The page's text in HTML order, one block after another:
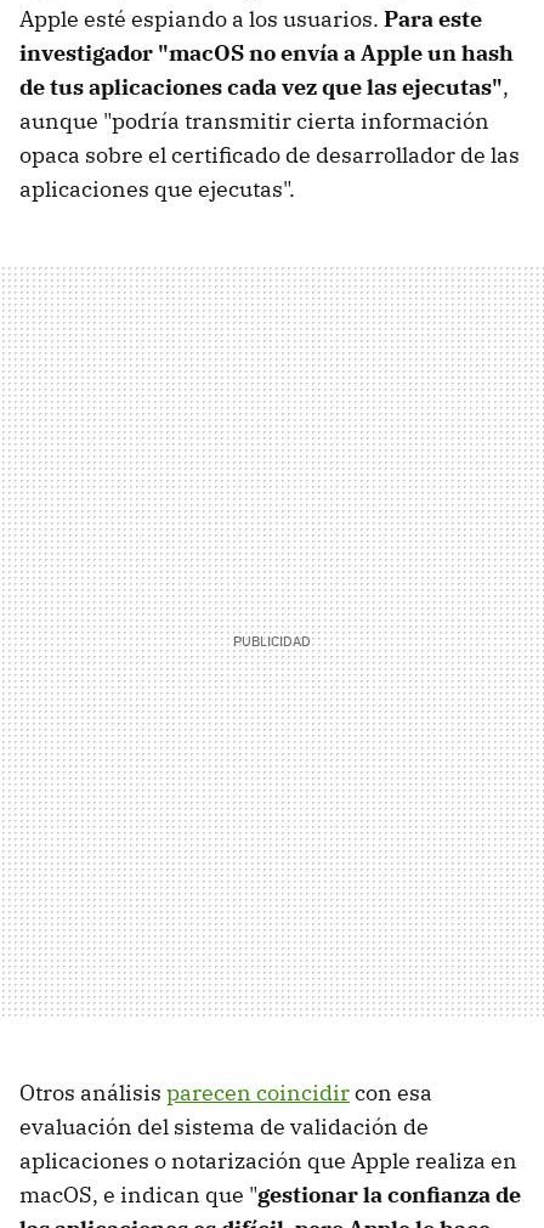
Apple esté espiando a los usuarios. Para este
investigador "macOS no envía a Apple un hash
de tus aplicaciones cada vez que las ejecutas",
aunque "podría transmitir cierta información
opaca sobre el certificado de desarrollador de las
aplicaciones que ejecutas".
Otros análisis parecen coincidircon esa
evaluación del sistema de validación de
aplicaciones o notarización que Apple realiza en
macOS, e indican que "gestionar la confianza de